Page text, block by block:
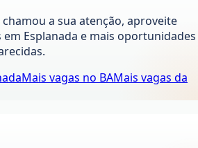
a sua atenção, aproveite
em Esplanada e mais oportunidades
Mais vagas no BAMais vagas da